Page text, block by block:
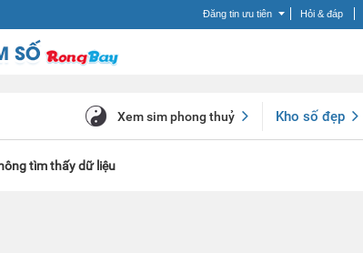
Đăng tin ưu tiên Hỏi & đáp
Kho số đẹp
Xem sim phong thuỷ
tìm thấy dữ liệu